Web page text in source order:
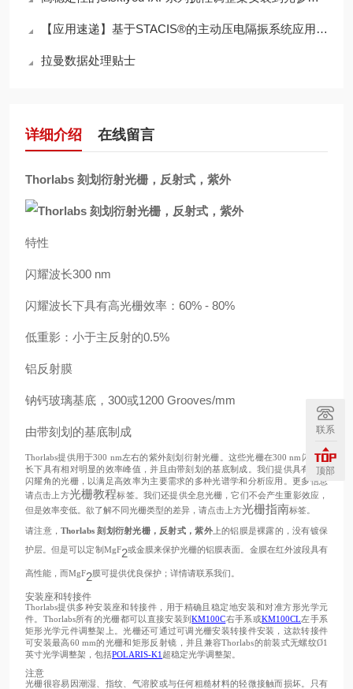
【应用速递】基于STACIS®的主动压电隔振系统应用案例
拉曼数据处理贴士
详细介绍 在线留言
Thorlabs 刻划衍射光栅，反射式，紫外
特性
闪耀波长300 nm
闪耀波长下具有高光栅效率：60% - 80%
低重影：小于主反射的0.5%
铝反射膜
钠钙玻璃基底，300或1200 Grooves/mm
由带刻划的基底制成
Thorlabs提供用于300 nm左右的紫外刻划衍射光栅。这些光栅在300 nm闪耀波
长下具有相对明显的效率峰值，并且由带刻划的基底制成。我们提供具有不同
闪耀角的光栅，以满足高效率为主要需求的多种光谱学和分析应用。更多信息
请点击上方光栅教程标签。我们还提供全息光栅，它们不会产生重影效应，
但是效率变低。欲了解不同光栅类型的差异，请点击上方光栅指南标签。
请注意，Thorlabs 刻划衍射光栅，反射式，紫外上的铝膜是裸露的，没有镀保
护层。但是可以定制MgF2或金膜来保护光栅的铝膜表面。金膜在红外波段具有
高性能，而MgF2膜可提供优良保护；详情请联系我们。
安装座和转接件
Thorlabs提供多种安装座和转接件，用于精确且稳定地安装和对准方形光学元
件。Thorlabs所有的光栅都可以直接安装到KM100C右手系或KM100CL左手系
矩形光学元件调整架上。光栅还可通过可调光栅安装转接件安装，这款转接件
可安装最高60 mm的光栅和矩形反射镜，并且兼容Thorlabs的前装式无螺纹Ø1
英寸光学调整架，包括POLARIS-K1 超稳定光学调整架。
注意
光栅很容易因潮湿、指纹、气溶胶或与任何粗糙材料的轻微接触而损坏。只有
联系
顶部